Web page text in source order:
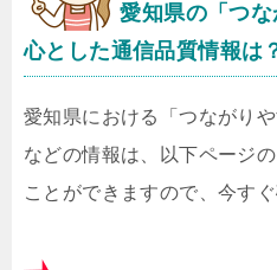
愛知県の「つ
心とした通信品質情報は
愛知県における「つながり
などの情報は、以下ページ
ことができますので、今す